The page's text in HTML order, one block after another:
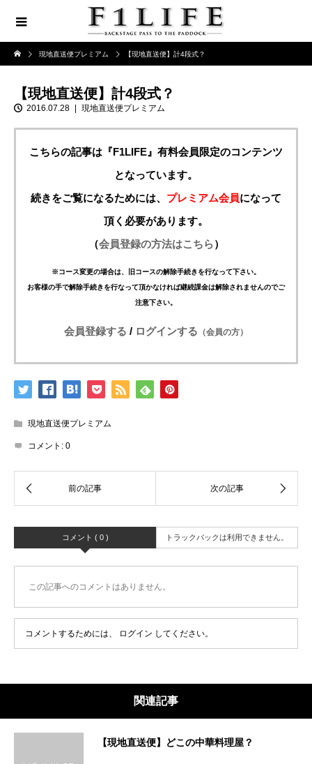
現地直送便プレミアム 【現地直送便】計4段式？
【現地直送便】計4段式？
2016.07.28 現地直送便プレミアム
こちらの記事は『F1LIFE』有料会員限定のコンテンツ
となっています。
続きをご覧になるためには、 プレミアム会員になって
頂く必要があります。
（会員登録の方法はこちら）
※コース変更の場合は、旧コースの解除手続きを行なって下さい。
お客様の手で解除手続きを行なって頂かなければ継続課金は解除されませんのでご
注意下さい。
会員登録する / ログインする （会員の方）
現地直送便プレミアム
コメント: 0
コメント ( 0 ) トラックバックは利用できません。
この記事へのコメントはありません。
コメントするためには、 ログイン してください。
関連記事
【現地直送便】どこの中華料理屋？